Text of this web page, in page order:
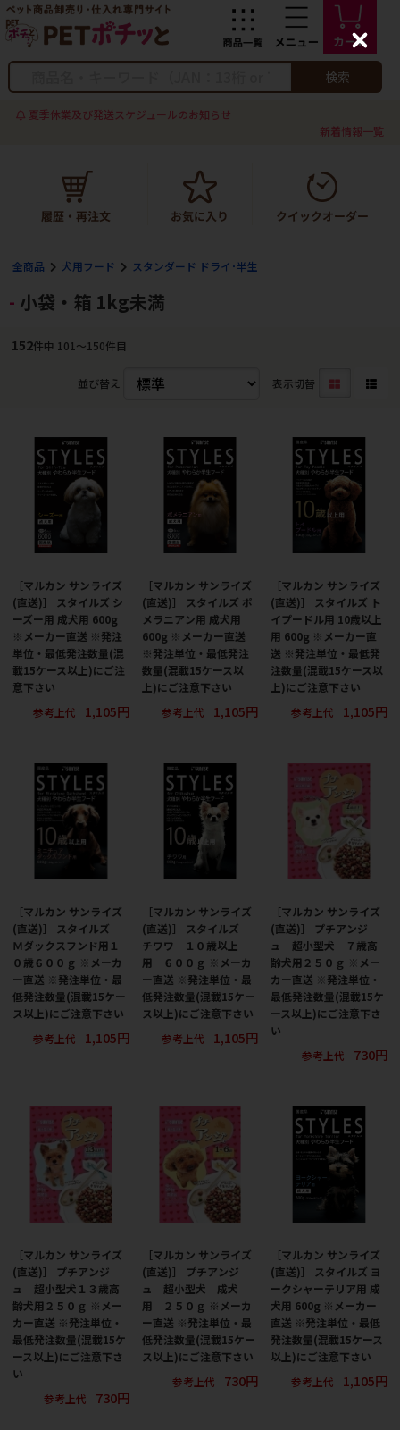
検索
夏季休業及び発送スケジュールのお知らせ
新着情報一覧
全商品 犬用フード スタンダード ドライ･半生
小袋・箱 1kg未満
152件中 101〜150件目
並び替え 表示切替
［マルカン サンライズ
(直送)］ スタイルズ シ
ーズー用 成犬用 600g
※メーカー直送 ※発注
単位・最低発注数量(混
載15ケース以上)にご注
意下さい
参考上代
1,105円
［マルカン サンライズ
(直送)］ スタイルズ ポ
メラニアン用 成犬用
600g ※メーカー直送
※発注単位・最低発注
数量(混載15ケース以
上)にご注意下さい
参考上代
1,105円
［マルカン サンライズ
(直送)］ スタイルズ ト
イプードル用 10歳以上
用 600g ※メーカー直
送 ※発注単位・最低発
注数量(混載15ケース以
上)にご注意下さい
参考上代
1,105円
［マルカン サンライズ
(直送)］ スタイルズ
Ｍダックスフンド用１
０歳６００ｇ ※メーカ
ー直送 ※発注単位・最
低発注数量(混載15ケー
ス以上)にご注意下さい
参考上代
1,105円
［マルカン サンライズ
(直送)］ スタイルズ
チワワ １０歳以上
用 ６００ｇ ※メーカ
ー直送 ※発注単位・最
低発注数量(混載15ケー
ス以上)にご注意下さい
参考上代
1,105円
［マルカン サンライズ
(直送)］ プチアンジ
ュ 超小型犬 ７歳高
齢犬用２５０ｇ ※メー
カー直送 ※発注単位・
最低発注数量(混載15ケ
ース以上)にご注意下さ
い
参考上代
730円
［マルカン サンライズ
(直送)］ プチアンジ
ュ 超小型犬１３歳高
齢犬用２５０ｇ ※メー
カー直送 ※発注単位・
最低発注数量(混載15ケ
ース以上)にご注意下さ
い
参考上代
730円
［マルカン サンライズ
(直送)］ プチアンジ
ュ 超小型犬 成犬
用 ２５０ｇ ※メーカ
ー直送 ※発注単位・最
低発注数量(混載15ケー
ス以上)にご注意下さい
参考上代
730円
［マルカン サンライズ
(直送)］ スタイルズ ヨ
ークシャーテリア用 成
犬用 600g ※メーカー
直送 ※発注単位・最低
発注数量(混載15ケース
以上)にご注意下さい
参考上代
1,105円
C
l
s